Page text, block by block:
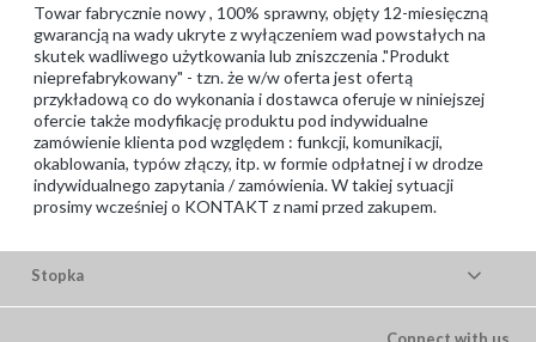
Towar fabrycznie nowy , 100% sprawny, objęty 12-miesięczną
gwarancją na wady ukryte z wyłączeniem wad powstałych na
skutek wadliwego użytkowania lub zniszczenia ."Produkt
nieprefabrykowany" - tzn. że w/w oferta jest ofertą
przykładową co do wykonania i dostawca oferuje w niniejszej
ofercie także modyfikację produktu pod indywidualne
zamówienie klienta pod względem : funkcji, komunikacji,
okablowania, typów złączy, itp. w formie odpłatnej i w drodze
indywidualnego zapytania / zamówienia. W takiej sytuacji
prosimy wcześniej o KONTAKT z nami przed zakupem.
Stopka
Connect with us